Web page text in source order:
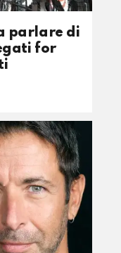
parlare di
for